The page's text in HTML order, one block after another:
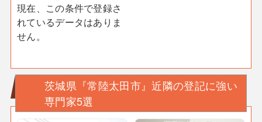
現在、この条件で登録さ
れているデータはありま
せん。
茨城県『常陸太田市』近隣の登記に強い
専門家5選